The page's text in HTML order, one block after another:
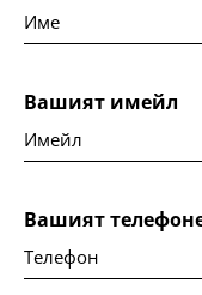
Вашият имейл
Вашият